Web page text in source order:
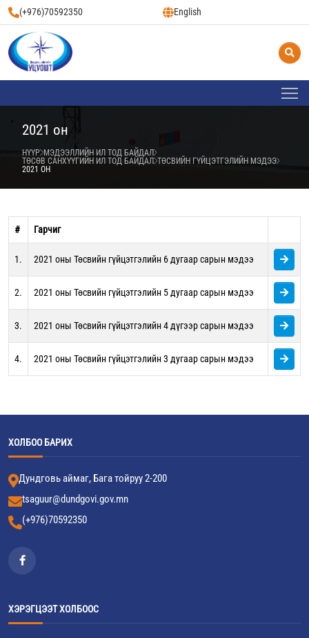
(+976)70592350 English
2021 он
НҮҮР МЭДЭЭЛЛИЙН ИЛ ТОД БАЙДАЛ
ТӨСӨВ САНХҮҮГИЙН ИЛ ТОД БАЙДАЛ ТӨСВИЙН ГҮЙЦЭТГЭЛИЙН МЭДЭЭ
2021 ОН
# Гарчиг
1. 2021 оны Төсвийн гүйцэтгэлийн 6 дугаар сарын мэдээ
2. 2021 оны Төсвийн гүйцэтгэлийн 5 дугаар сарын мэдээ
3. 2021 оны Төсвийн гүйцэтгэлийн 4 дүгээр сарын мэдээ
4. 2021 оны Төсвийн гүйцэтгэлийн 3 дугаар сарын мэдээ
ХОЛБОО БАРИХ
Дундговь аймаг, Бага тойруу 2-200
tsaguur@dundgovi.gov.mn
(+976)70592350
ХЭРЭГЦЭЭТ ХОЛБООС